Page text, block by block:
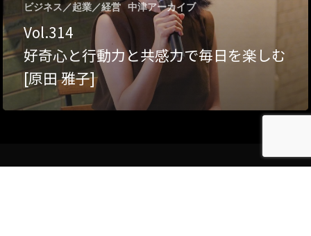
ビジネス／起業／経営 中津アーカイブ
Vol.314
好奇心と行動力と共感力で毎日を楽しむ
[原田 雅子]
クラフト
コミュニティ／まちづ
ビジネス／起業／経営
医療／健康／福祉
食
お問い合わせ
About Hyper Engawa
F: